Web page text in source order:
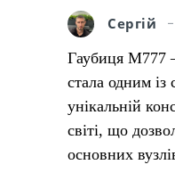
Сергій
Гаубиця М777
стала одним із
унікальній
світі, що
основних